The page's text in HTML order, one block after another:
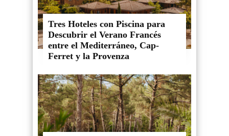
Tres Hoteles con Piscina para
Descubrir el Verano Francés
entre el Mediterráneo, Cap-
Ferret y la Provenza